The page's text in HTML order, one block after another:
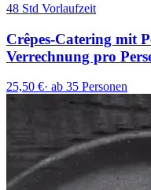
48 Std Vorlaufzeit
Crêpes-Catering mit
Verrechnung pro
25,50 €· ab 35 Personen